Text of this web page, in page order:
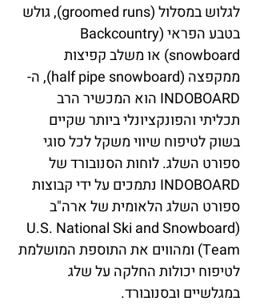
לגלוש במסלול (groomed runs), גולש
בטבע הפראי (Backcountry
snowboard) או משלב קפיצות
ממקפצה (half pipe snowboard), ה-
INDOBOARD הוא המכשיר הרב
תכליתי והפונקציונלי ביותר שקיים
בשוק לטיפוח שיווי משקל לכל סוגי
ספורט השלג. לוחות הסנובורד של
INDOBOARD נתמכים על ידי קבוצות
ספורט השלג הלאומית של ארה"ב
(U.S. National Ski and Snowboard
Team) ומהווים את התוספת המושלמת
לטיפוח יכולות החלקה על שלג
במגלשיים ובסנובורד.